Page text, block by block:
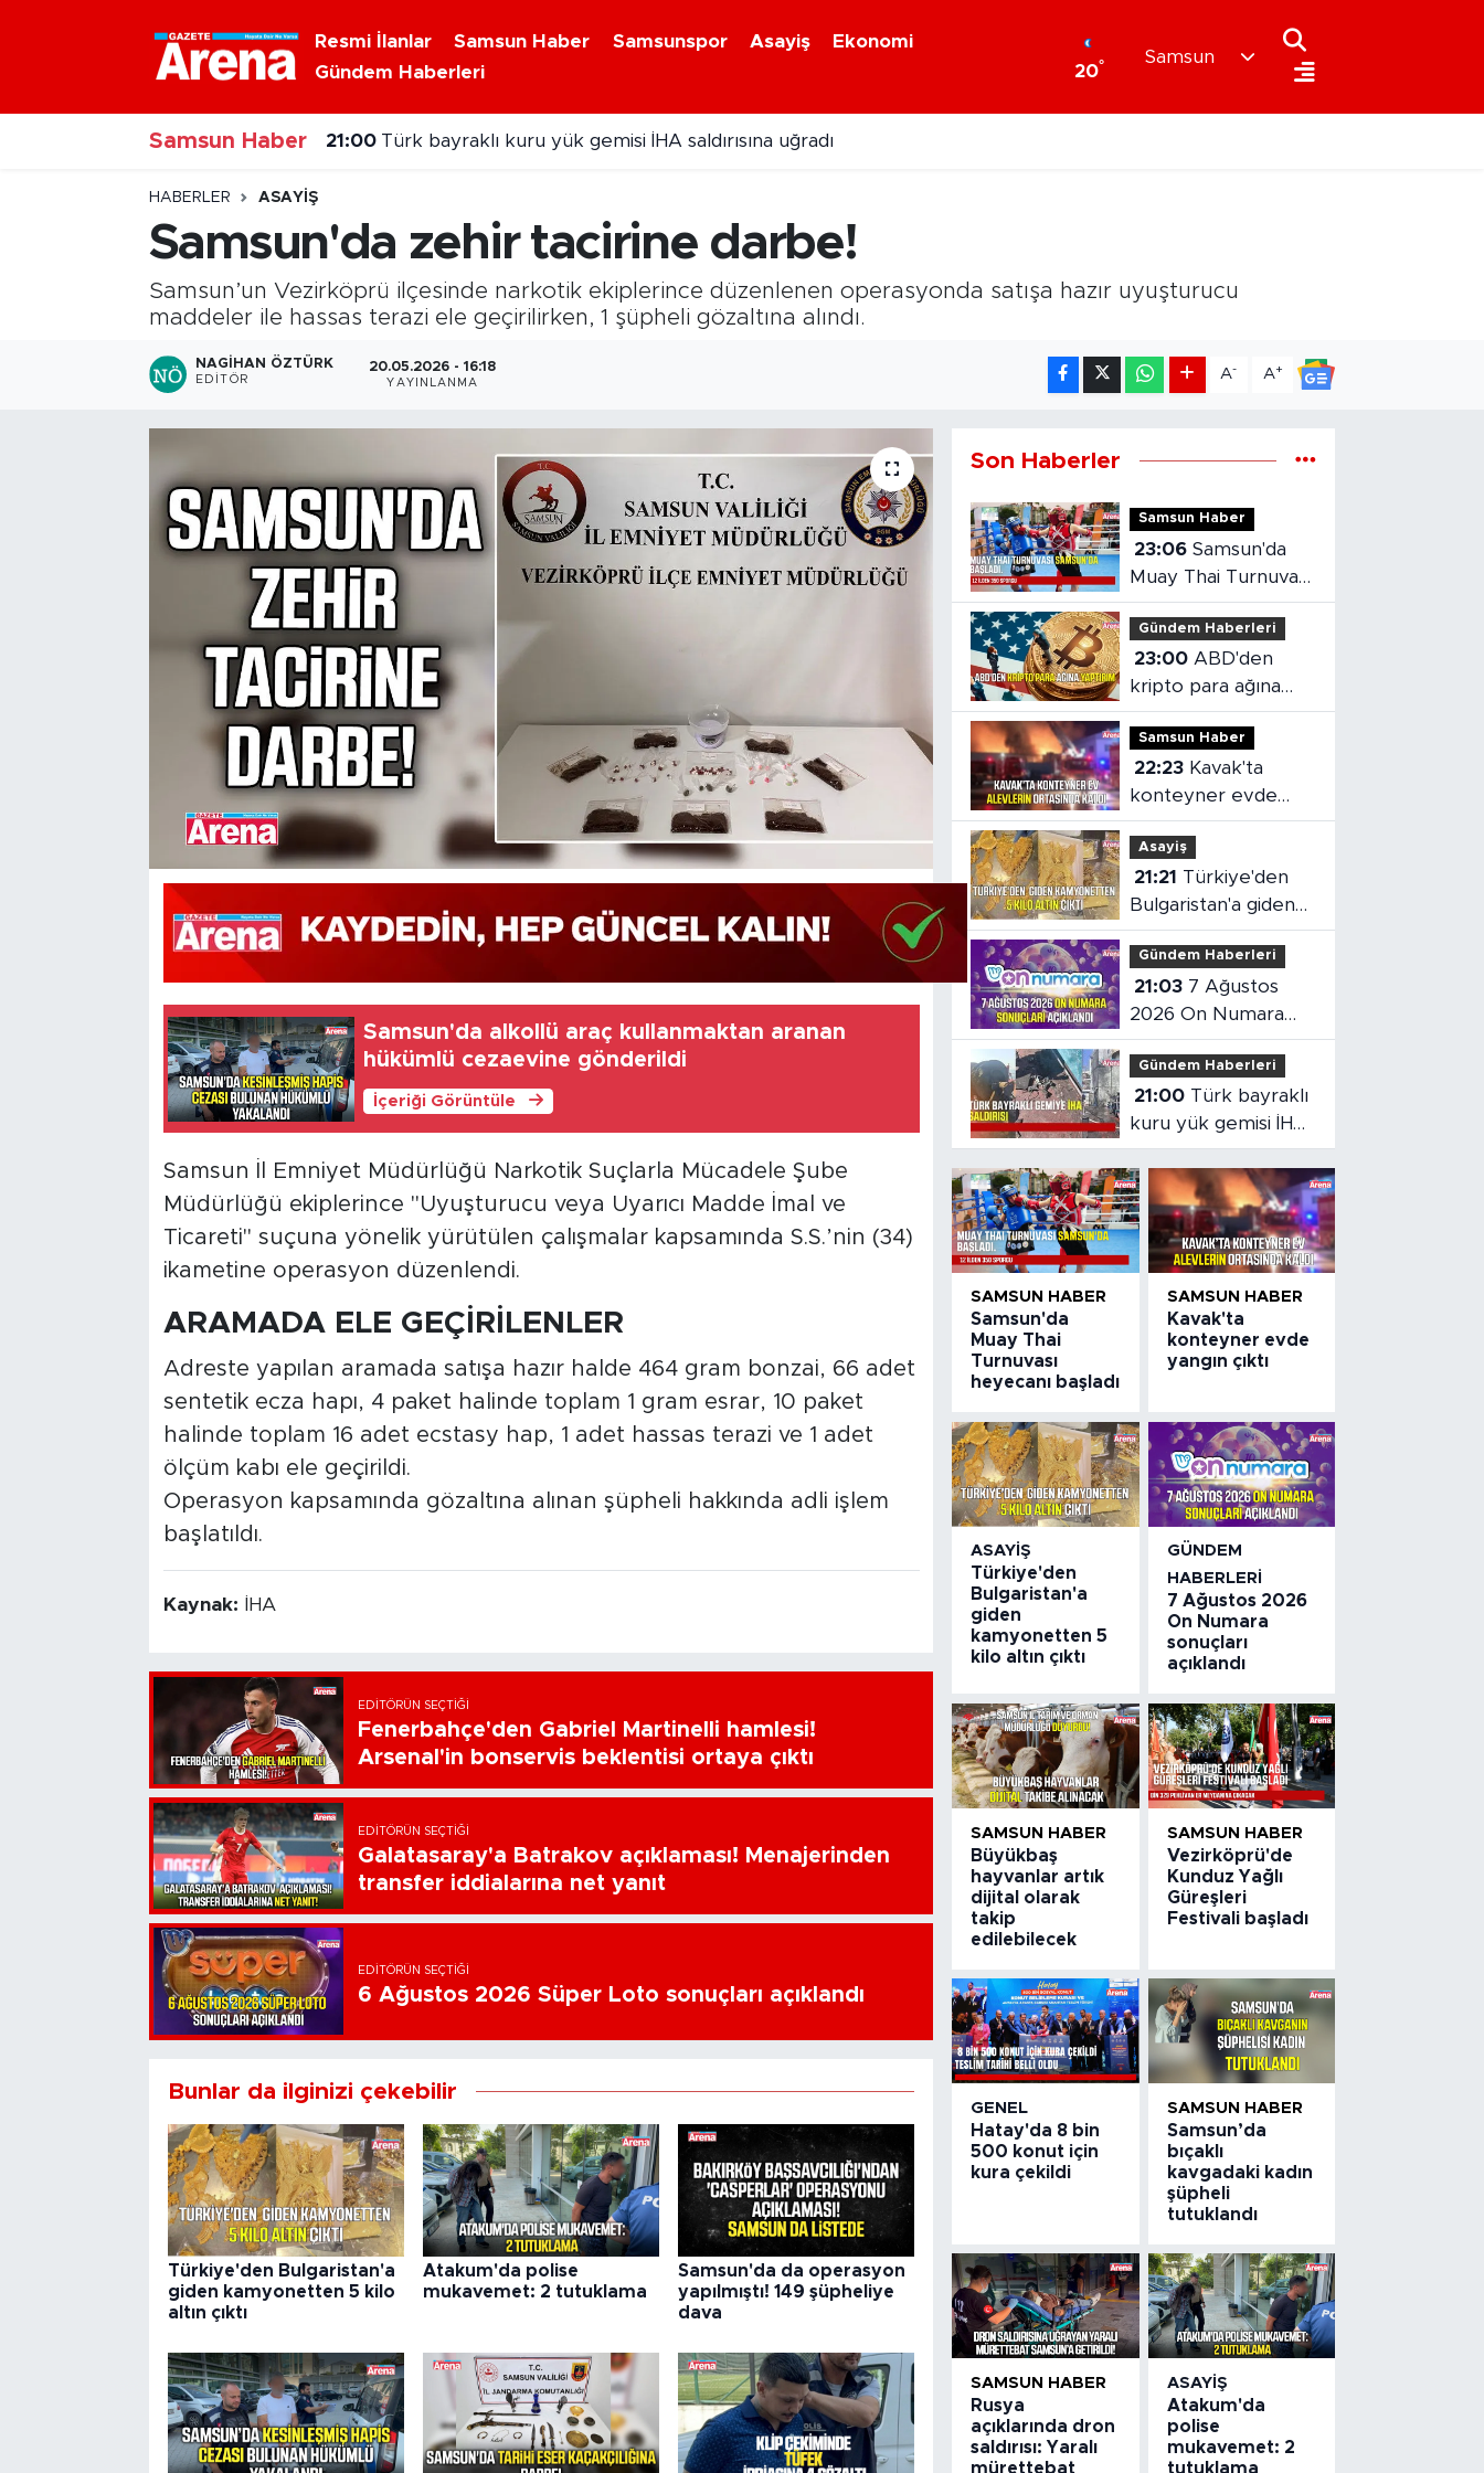
Resmi İlanlar Samsun Haber Samsunspor Asayiş
Ekonomi
Gündem Haberleri
20°
Samsun
Samsun Haber 21:00 Türk bayraklı kuru yük gemisi İHA saldırısına uğradı
HABERLER ASAYIŞ
Samsun'da zehir tacirine darbe!
Samsun’un Vezirköprü ilçesinde narkotik ekiplerince düzenlenen operasyonda satışa hazır uyuşturucu
maddeler ile hassas terazi ele geçirilirken, 1 şüpheli gözaltına alındı.
NAGIHAN ÖZTÜRK
EDITÖR
20.05.2026 - 16:18
YAYINLANMA
A- A+
Samsun'da alkollü araç kullanmaktan aranan
hükümlü cezaevine gönderildi
İçeriği Görüntüle
Samsun İl Emniyet Müdürlüğü Narkotik Suçlarla Mücadele Şube
Müdürlüğü ekiplerince "Uyuşturucu veya Uyarıcı Madde İmal ve
Ticareti" suçuna yönelik yürütülen çalışmalar kapsamında S.S.’nin (34)
ikametine operasyon düzenlendi.
ARAMADA ELE GEÇİRİLENLER
Adreste yapılan aramada satışa hazır halde 464 gram bonzai, 66 adet
sentetik ecza hapı, 4 paket halinde toplam 1 gram esrar, 10 paket
halinde toplam 16 adet ecstasy hap, 1 adet hassas terazi ve 1 adet
ölçüm kabı ele geçirildi.
Operasyon kapsamında gözaltına alınan şüpheli hakkında adli işlem
başlatıldı.
Kaynak: İHA
EDITÖRÜN SEÇTIĞI
Fenerbahçe'den Gabriel Martinelli hamlesi!
Arsenal'in bonservis beklentisi ortaya çıktı
EDITÖRÜN SEÇTIĞI
Galatasaray'a Batrakov açıklaması! Menajerinden
transfer iddialarına net yanıt
EDITÖRÜN SEÇTIĞI
6 Ağustos 2026 Süper Loto sonuçları açıklandı
Bunlar da ilginizi çekebilir
Türkiye'den Bulgaristan'a
giden kamyonetten 5 kilo
altın çıktı
Atakum'da polise
mukavemet: 2 tutuklama
Samsun'da da operasyon
yapılmıştı! 149 şüpheliye
dava
Son Haberler
Samsun Haber
23:06 Samsun'da
Muay Thai Turnuvası
heyecanı başladı
Gündem Haberleri
23:00 ABD'den
kripto para ağına
yaptırım
Samsun Haber
22:23
konteyner evde
yangın çıktı
Asayiş
21:21
Bulgaristan'a giden
kamyonetten 5 kilo
altın çıktı
Gündem Haberleri
21:03
2026 On Numara
sonuçları açıklandı
Gündem Haberleri
21:00
kuru yük gemisi İHA
saldırısına uğradı
SAMSUN HABER
Samsun'da
Muay Thai
Turnuvası
heyecanı başladı
SAMSUN HABER
Kavak'ta
konteyner evde
yangın çıktı
ASAYIŞ
Türkiye'den
Bulgaristan'a
giden
kamyonetten 5
kilo altın çıktı
GÜNDEM
HABERLERI
7 Ağustos 2026
On Numara
sonuçları
açıklandı
SAMSUN HABER
Büyükbaş
hayvanlar artık
dijital olarak
takip
edilebilecek
SAMSUN HABER
Vezirköprü'de
Kunduz Yağlı
Güreşleri
Festivali başladı
GENEL
Hatay'da 8 bin
500 konut için
kura çekildi
SAMSUN HABER
Samsun’da
bıçaklı
kavgadaki kadın
şüpheli
tutuklandı
SAMSUN HABER
Rusya
açıklarında dron
saldırısı: Yaralı
mürettebat
ASAYIŞ
Atakum'da
polise
mukavemet: 2
tutuklama
Nöbetçi Eczaneler
Hava Durumu
Samsun Namaz Vakitleri
Trafik Durumu
Süper Lig Puan Durumu ve Fikstür
Tüm Manşetler
Haber Arşivi